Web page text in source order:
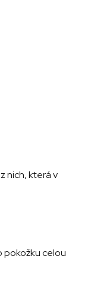
nich, která v
pokožku celou